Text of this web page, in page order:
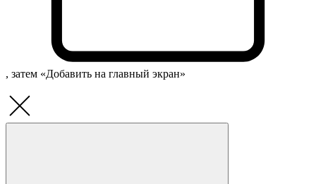
, затем «Добавить на главный экран»